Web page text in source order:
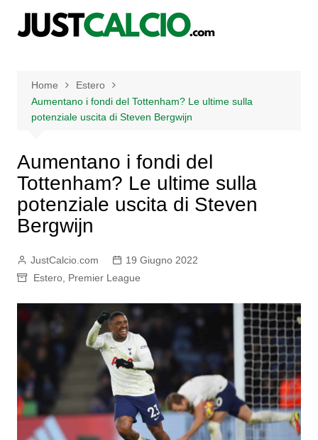
Home
Estero
Aumentano i fondi del Tottenham? Le ultime sulla
potenziale uscita di Steven Bergwijn
Aumentano i fondi del
Tottenham? Le ultime sulla
potenziale uscita di Steven
Bergwijn
JustCalcio.com
19 Giugno 2022
Estero, Premier League